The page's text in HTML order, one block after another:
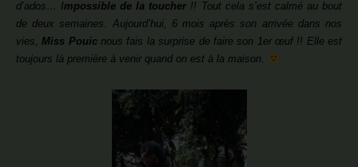
d’ados… Impossible de la toucher !! Tout cela s’est calmé au bout
de deux semaines. Aujourd’hui, 6 mois après son arrivée dans nos
vies, Miss Pouicnous fais la surprise de faire son 1er œuf !! Elle est
toujours là première à venir quand on est à la maison